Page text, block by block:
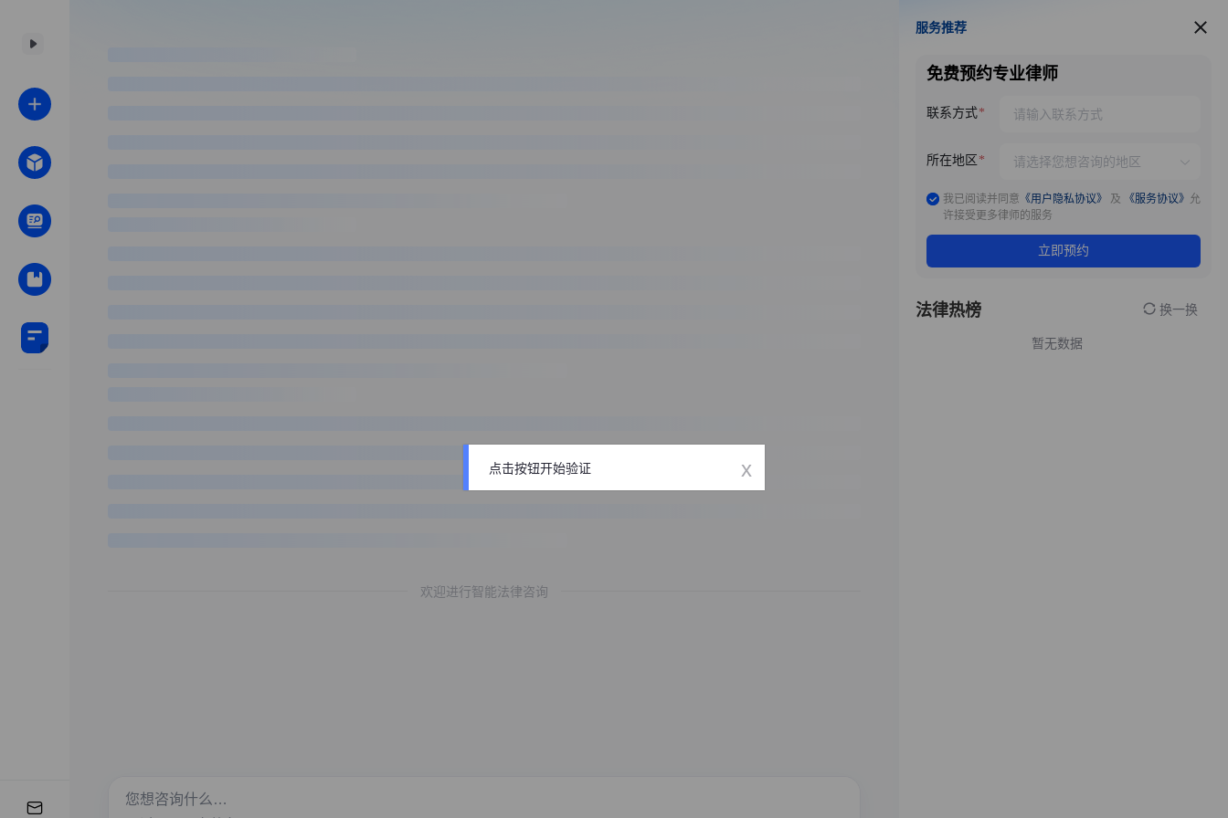
欢迎进行智能法律咨询
服务推荐
服务推荐
免费预约专业律师
联系方式
所在地区
我已阅读并同意 《用户隐私协议》 及 《服务协议》 允
许接受更多律师的服务
立即预约
法律热榜 换一换
暂无数据
点击按钮开始验证 x